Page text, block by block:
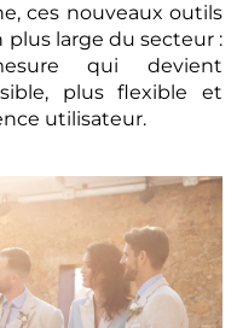
ces nouveaux outils
large du secteur :
qui devient
plus flexible et
utilisateur.